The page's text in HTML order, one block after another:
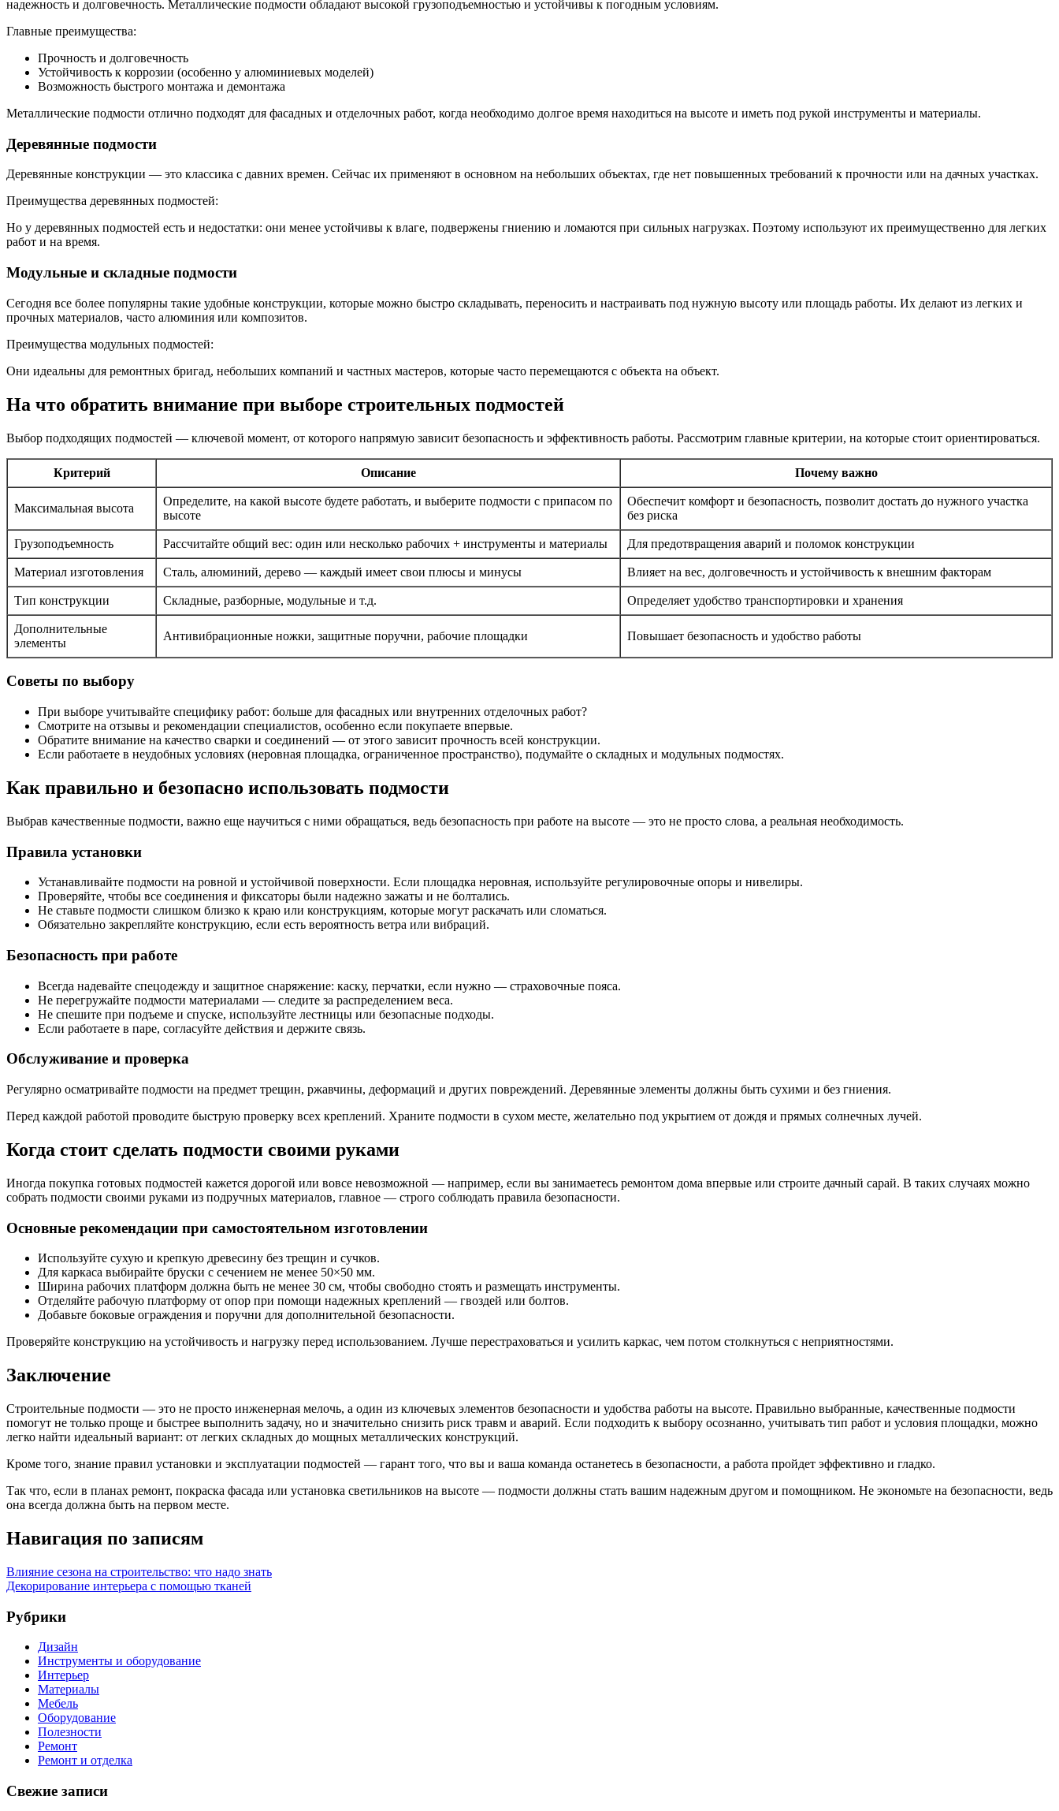
надежность и долговечность. Металлические подмости обладают высокой грузоподъемностью и устойчивы к погодным условиям.
Главные преимущества:
Прочность и долговечность
Устойчивость к коррозии (особенно у алюминиевых моделей)
Возможность быстрого монтажа и демонтажа
Металлические подмости отлично подходят для фасадных и отделочных работ, когда необходимо долгое время находиться на высоте и иметь под рукой инструменты и материалы.
Деревянные подмости
Деревянные конструкции — это классика с давних времен. Сейчас их применяют в основном на небольших объектах, где нет повышенных требований к прочности или на дачных участках.
Преимущества деревянных подмостей:
Но у деревянных подмостей есть и недостатки: они менее устойчивы к влаге, подвержены гниению и ломаются при сильных нагрузках. Поэтому используют их преимущественно для легких
работ и на время.
Модульные и складные подмости
Сегодня все более популярны такие удобные конструкции, которые можно быстро складывать, переносить и настраивать под нужную высоту или площадь работы. Их делают из легких и
прочных материалов, часто алюминия или композитов.
Преимущества модульных подмостей:
Они идеальны для ремонтных бригад, небольших компаний и частных мастеров, которые часто перемещаются с объекта на объект.
На что обратить внимание при выборе строительных подмостей
Выбор подходящих подмостей — ключевой момент, от которого напрямую зависит безопасность и эффективность работы. Рассмотрим главные критерии, на которые стоит ориентироваться.
Критерий Описание Почему важно
Максимальная высота
Определите, на какой высоте будете работать, и выберите подмости с припасом по
высоте
Обеспечит комфорт и безопасность, позволит достать до нужного участка
без риска
Грузоподъемность Рассчитайте общий вес: один или несколько рабочих + инструменты и материалы Для предотвращения аварий и поломок конструкции
Материал изготовления Сталь, алюминий, дерево — каждый имеет свои плюсы и минусы Влияет на вес, долговечность и устойчивость к внешним факторам
Тип конструкции Складные, разборные, модульные и т.д. Определяет удобство транспортировки и хранения
Дополнительные
элементы
Антивибрационные ножки, защитные поручни, рабочие площадки Повышает безопасность и удобство работы
Советы по выбору
При выборе учитывайте специфику работ: больше для фасадных или внутренних отделочных работ?
Смотрите на отзывы и рекомендации специалистов, особенно если покупаете впервые.
Обратите внимание на качество сварки и соединений — от этого зависит прочность всей конструкции.
Если работаете в неудобных условиях (неровная площадка, ограниченное пространство), подумайте о складных и модульных подмостях.
Как правильно и безопасно использовать подмости
Выбрав качественные подмости, важно еще научиться с ними обращаться, ведь безопасность при работе на высоте — это не просто слова, а реальная необходимость.
Правила установки
Устанавливайте подмости на ровной и устойчивой поверхности. Если площадка неровная, используйте регулировочные опоры и нивелиры.
Проверяйте, чтобы все соединения и фиксаторы были надежно зажаты и не болтались.
Не ставьте подмости слишком близко к краю или конструкциям, которые могут раскачать или сломаться.
Обязательно закрепляйте конструкцию, если есть вероятность ветра или вибраций.
Безопасность при работе
Всегда надевайте спецодежду и защитное снаряжение: каску, перчатки, если нужно — страховочные пояса.
Не перегружайте подмости материалами — следите за распределением веса.
Не спешите при подъеме и спуске, используйте лестницы или безопасные подходы.
Если работаете в паре, согласуйте действия и держите связь.
Обслуживание и проверка
Регулярно осматривайте подмости на предмет трещин, ржавчины, деформаций и других повреждений. Деревянные элементы должны быть сухими и без гниения.
Перед каждой работой проводите быструю проверку всех креплений. Храните подмости в сухом месте, желательно под укрытием от дождя и прямых солнечных лучей.
Когда стоит сделать подмости своими руками
Иногда покупка готовых подмостей кажется дорогой или вовсе невозможной — например, если вы занимаетесь ремонтом дома впервые или строите дачный сарай. В таких случаях можно
собрать подмости своими руками из подручных материалов, главное — строго соблюдать правила безопасности.
Основные рекомендации при самостоятельном изготовлении
Используйте сухую и крепкую древесину без трещин и сучков.
Для каркаса выбирайте бруски с сечением не менее 50×50 мм.
Ширина рабочих платформ должна быть не менее 30 см, чтобы свободно стоять и размещать инструменты.
Отделяйте рабочую платформу от опор при помощи надежных креплений — гвоздей или болтов.
Добавьте боковые ограждения и поручни для дополнительной безопасности.
Проверяйте конструкцию на устойчивость и нагрузку перед использованием. Лучше перестраховаться и усилить каркас, чем потом столкнуться с неприятностями.
Заключение
Строительные подмости — это не просто инженерная мелочь, а один из ключевых элементов безопасности и удобства работы на высоте. Правильно выбранные, качественные подмости
помогут не только проще и быстрее выполнить задачу, но и значительно снизить риск травм и аварий. Если подходить к выбору осознанно, учитывать тип работ и условия площадки, можно
легко найти идеальный вариант: от легких складных до мощных металлических конструкций.
Кроме того, знание правил установки и эксплуатации подмостей — гарант того, что вы и ваша команда останетесь в безопасности, а работа пройдет эффективно и гладко.
Так что, если в планах ремонт, покраска фасада или установка светильников на высоте — подмости должны стать вашим надежным другом и помощником. Не экономьте на безопасности, ведь
она всегда должна быть на первом месте.
Навигация по записям
Влияние сезона на строительство: что надо знать
Декорирование интерьера с помощью тканей
Рубрики
Дизайн
Инструменты и оборудование
Интерьер
Материалы
Мебель
Оборудование
Полезности
Ремонт
Ремонт и отделка
Свежие записи